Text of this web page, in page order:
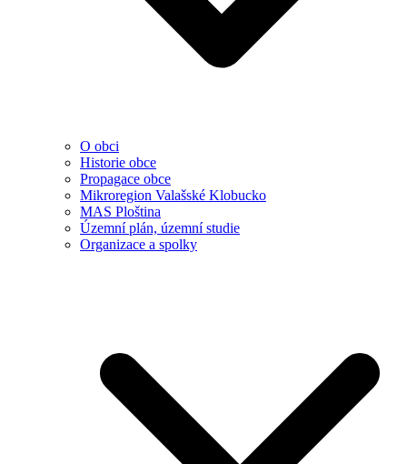
O obci
Historie obce
Propagace obce
Mikroregion Valašské Klobucko
MAS Ploština
Územní plán, územní studie
Organizace a spolky